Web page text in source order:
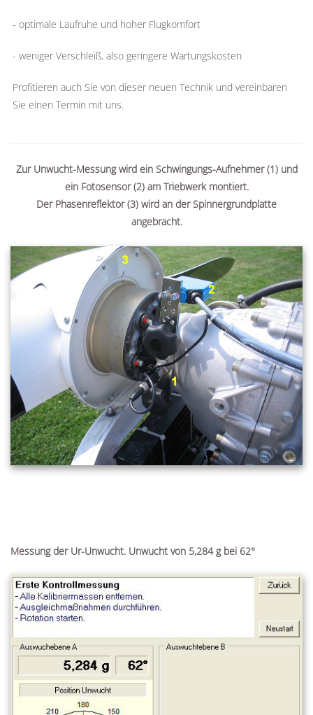
- optimale Laufruhe und hoher Flugkomfort
- weniger Verschleiß, also geringere Wartungskosten
Profitieren auch Sie von dieser neuen Technik und vereinbaren
Sie einen Termin mit uns.
Zur Unwucht-Messung wird ein Schwingungs-Aufnehmer (1) und
ein Fotosensor (2) am Triebwerk montiert.
Der Phasenreflektor (3) wird an der Spinnergrundplatte
angebracht.
Messung der Ur-Unwucht. Unwucht von 5,284 g bei 62°